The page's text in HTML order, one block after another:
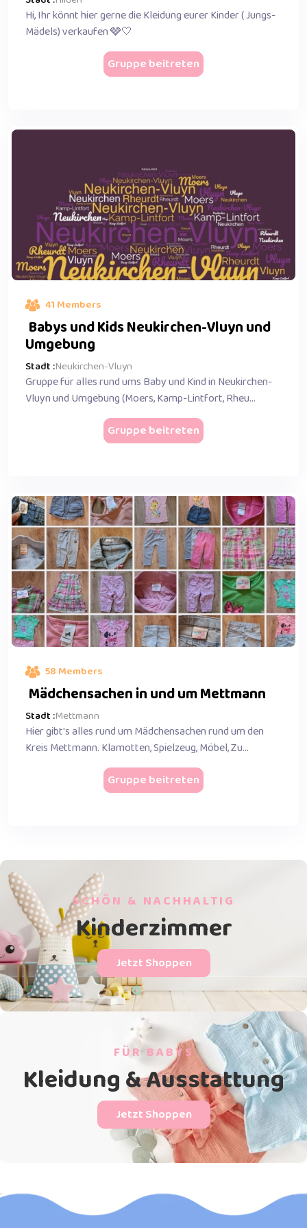
Hi, Ihr könnt hier gerne die Kleidung eurer Kinder ( Jungs-
Mädels) verkaufen 🩶🤍
Gruppe beitreten
41 Members
Babys und Kids Neukirchen-Vluyn und
Umgebung
Stadt :Neukirchen-Vluyn
Gruppe für alles rund ums Baby und Kind in Neukirchen-
Vluyn und Umgebung (Moers, Kamp-Lintfort, Rheu...
Gruppe beitreten
58 Members
Mädchensachen in und um Mettmann
Stadt :Mettmann
Hier gibt's alles rund um Mädchensachen rund um den
Kreis Mettmann. Klamotten, Spielzeug, Möbel, Zu...
Gruppe beitreten
SCHÖN & NACHHALTIG
Kinderzimmer
Jetzt Shoppen
FÜR BABYS
Kleidung & Ausstattung
Jetzt Shoppen
.